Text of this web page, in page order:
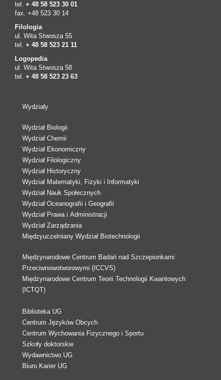
tel. + 48 58 523 30 01
fax. +48 523 30 14
Filologia
ul. Wita Stwosza 55
tel. + 48 58 523 21 11
Logopedia
ul. Wita Stwosza 58
tel. + 48 58 523 23 63
Wydziały
Wydział Biologii
Wydział Chemii
Wydział Ekonomiczny
Wydział Filologiczny
Wydział Historyczny
Wydział Matematyki, Fizyki i Informatyki
Wydział Nauk Społecznych
Wydział Oceanografii i Geografii
Wydział Prawa i Administracji
Wydział Zarządzania
Międzyuczelniany Wydział Biotechnologii
Międzynarodowe Centrum Badań nad Szczepionkami
Przeciwnowotworowymi (ICCVS)
Międzynarodowe Centrum Teorii Technologii Kwantowych
(ICTQT)
Biblioteka UG
Centrum Języków Obcych
Centrum Wychowania Fizycznego i Sportu
Szkoły doktorskie
Wydawnictwo UG
Biuro Karier UG